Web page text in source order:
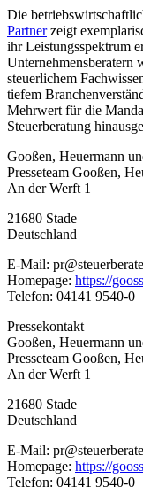
Die
Partnerzeigt
ihr Leistungsspektrum
Unternehmensberatern
steuerlichem
tiefem
Mehrwert für die
Steuerberatung
Gooßen, Heuermann
Presseteam Gooßen,
An der Werft 1
21680 Stade
Deutschland
E-Mail:
Homepage: https://
Telefon: 04141 9540-0
Pressekontakt
Gooßen, Heuermann
Presseteam Gooßen,
An der Werft 1
21680 Stade
Deutschland
E-Mail:
Homepage: https://
Telefon: 04141 9540-0